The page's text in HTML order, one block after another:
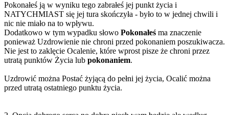
Pokonałeś ją w wyniku tego zabrałeś jej punkt życia i
NATYCHMIAST się jej tura skończyła - było to w jednej chwili i
nic nie miało na to wpływu.
Dodatkowo w tym wypadku słowo Pokonałeś ma znaczenie
ponieważ Uzdrowienie nie chroni przed pokonaniem poszukiwacza.
Nie jest to zaklęcie Ocalenie, które wprost pisze że chroni przez
utratą punktów Życia lub pokonaniem.
Uzdrowić można Postać żyjącą do pełni jej życia, Ocalić można
przed utratą ostatniego punktu życia.